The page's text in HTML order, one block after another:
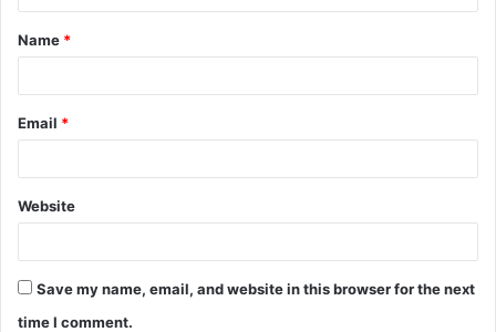
t
*
Name *
Email *
Website
Save my name, email, and website in this browser for the next
time I comment.